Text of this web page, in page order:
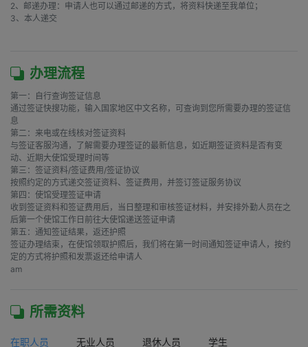
2、邮递办理：申请人也可以通过邮递的方式，将资料快递至我单位；
3、本人递交
办理流程
第一：自行查询签证信息
通过签证快搜功能，输入国家地区中文名称，可查询到您所需要办理的签证信
息
第二：来电或在线核对签证资料
与签证客服沟通，了解需要办理签证的最新信息，如近期签证资料是否有变
动、近期大使馆受理时间等
第三：签证资料/签证费用/签证协议
按照约定的方式递交签证资料、签证费用，并签订签证服务协议
第四：使馆受理签证申请
收到签证资料和签证费用后，当日整理和审核签证材料，并安排外勤人员在之
后第一个使馆工作日前往大使馆递送签证申请
第五：通知签证结果，返还护照
签证办理结束，在使馆领取护照后，我们将在第一时间通知签证申请人，按约
定的方式将护照和发票返还给申请人
am
所需资料
在职人员 无业人员 退休人员 学生